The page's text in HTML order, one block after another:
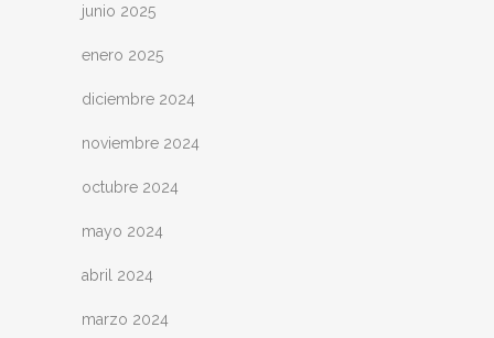
junio 2025
enero 2025
diciembre 2024
noviembre 2024
octubre 2024
mayo 2024
abril 2024
marzo 2024